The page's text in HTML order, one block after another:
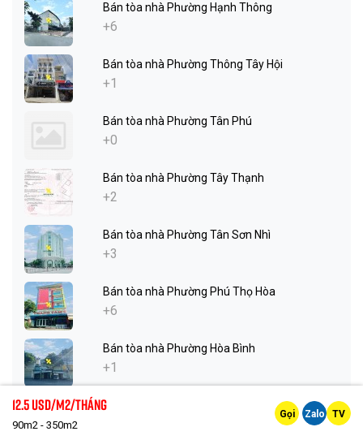
Bán tòa nhà Phường Hạnh Thông
+6
Bán tòa nhà Phường Thông Tây Hội
+1
Bán tòa nhà Phường Tân Phú
+0
Bán tòa nhà Phường Tây Thạnh
+2
Bán tòa nhà Phường Tân Sơn Nhì
+3
Bán tòa nhà Phường Phú Thọ Hòa
+6
Bán tòa nhà Phường Hòa Bình
+1
Bán tòa nhà Phường Phú Thọ
12.5 Usd/m2/tháng
90m2 - 350m2
Gọi Zalo TV